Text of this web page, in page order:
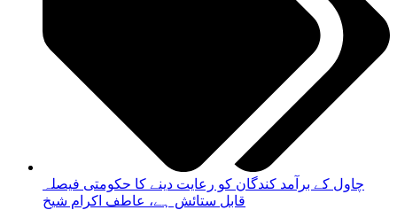
چاول کے برآمد کندگان کو رعایت دینے کا حکومتی فیصلہ
قابل ستائش ہے، عاطف اکرام شیخ